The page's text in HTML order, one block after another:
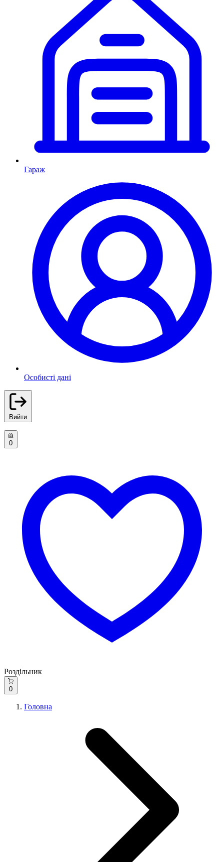
Гараж
Особисті дані
Вийти
0
Роздільник
0
Головна